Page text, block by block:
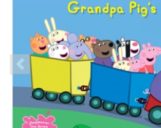
Previous slide